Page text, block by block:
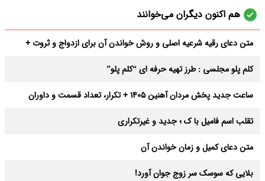
هم اکنون دیگران می‌خوانند
متن دعای رقیه شرعیه اصلی و روش خواندن آن برای ازدواج و ثروت +
کلم پلو مجلسی : طرز تهیه حرفه ای “کلم پلو”
ساعت جدید پخش مردان آهنین 1405 + تکرار، تعداد قسمت و داوران
تقلب اسم فامیل با ک ؛ جدید و غیرتکراری
متن دعای کمیل و زمان خواندن آن
بلایی که سوسک سر زوج جوان آورد!